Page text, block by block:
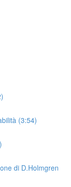
(3:54)
di D.Holmgren